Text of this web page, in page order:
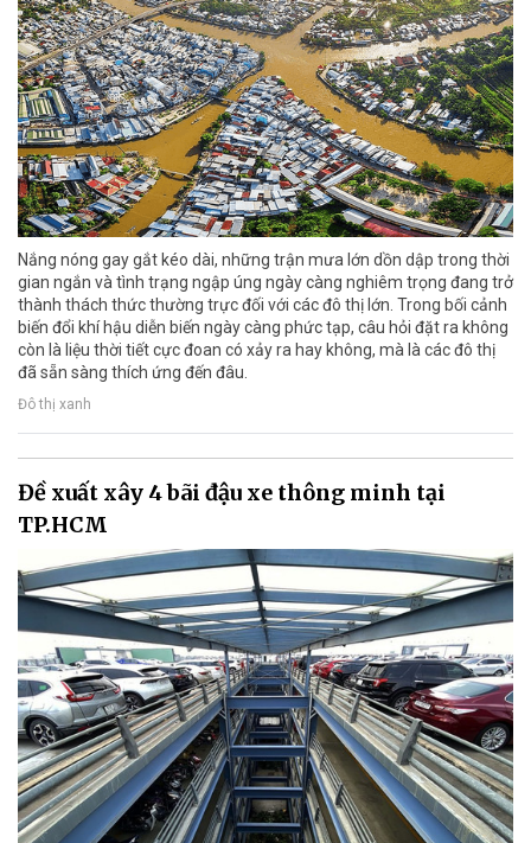
Nắng nóng gay gắt kéo dài, những trận mưa lớn dồn dập trong thời
gian ngắn và tình trạng ngập úng ngày càng nghiêm trọng đang trở
thành thách thức thường trực đối với các đô thị lớn. Trong bối cảnh
biến đổi khí hậu diễn biến ngày càng phức tạp, câu hỏi đặt ra không
còn là liệu thời tiết cực đoan có xảy ra hay không, mà là các đô thị
đã sẵn sàng thích ứng đến đâu.
Đô thị xanh
Đề xuất xây 4 bãi đậu xe thông minh tại
TP.HCM